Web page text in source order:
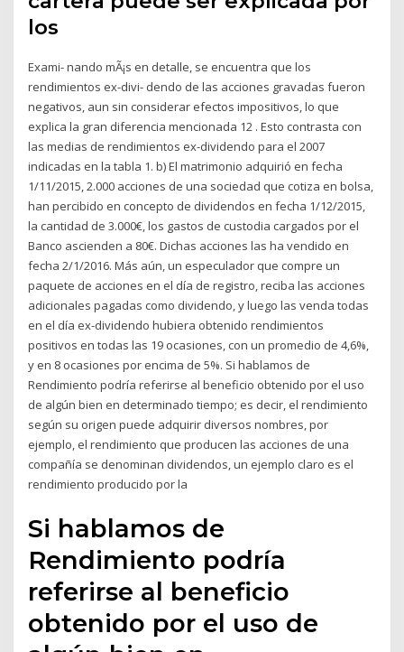
los
Exami- nando mÃ¡s en detalle, se encuentra que los
rendimientos ex-divi- dendo de las acciones gravadas fueron
negativos, aun sin considerar efectos impositivos, lo que
explica la gran diferencia mencionada 12 . Esto contrasta con
las medias de rendimientos ex-dividendo para el 2007
indicadas en la tabla 1. b) El matrimonio adquirió en fecha
1/11/2015, 2.000 acciones de una sociedad que cotiza en bolsa,
han percibido en concepto de dividendos en fecha 1/12/2015,
la cantidad de 3.000€, los gastos de custodia cargados por el
Banco ascienden a 80€. Dichas acciones las ha vendido en
fecha 2/1/2016. Más aún, un especulador que compre un
paquete de acciones en el día de registro, reciba las acciones
adicionales pagadas como dividendo, y luego las venda todas
en el día ex-dividendo hubiera obtenido rendimientos
positivos en todas las 19 ocasiones, con un promedio de 4,6%,
y en 8 ocasiones por encima de 5%. Si hablamos de
Rendimiento podría referirse al beneficio obtenido por el uso
de algún bien en determinado tiempo; es decir, el rendimiento
según su origen puede adquirir diversos nombres, por
ejemplo, el rendimiento que producen las acciones de una
compañía se denominan dividendos, un ejemplo claro es el
rendimiento producido por la
Si hablamos de
Rendimiento podría
referirse al beneficio
obtenido por el uso de